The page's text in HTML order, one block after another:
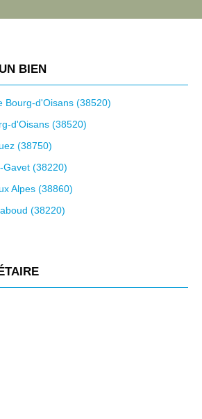
BIEN
Bourg-d'Oisans (38520)
d'Oisans (38520)
(38750)
Gavet (38220)
Alpes (38860)
(38220)